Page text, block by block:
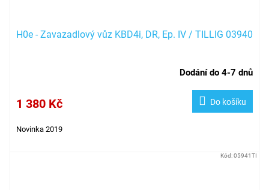
H0e - Zavazadlový vůz KBD4i, DR, Ep. IV / TILLIG 03940
Dodání do 4-7 dnů
1 380 Kč Do košíku
Novinka 2019
Kód:05941TI